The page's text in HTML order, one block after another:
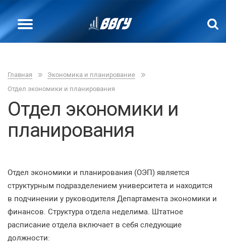
Главная
Экономика и планирование
Отдел экономики и планирования
Отдел экономики и
планирования
Отдел экономики и планирования (ОЭП) является
структурным подразделением университета и находится
в подчинении у руководителя Департамента экономики и
финансов. Структура отдела неделима. Штатное
расписание отдела включает в себя следующие
должности: